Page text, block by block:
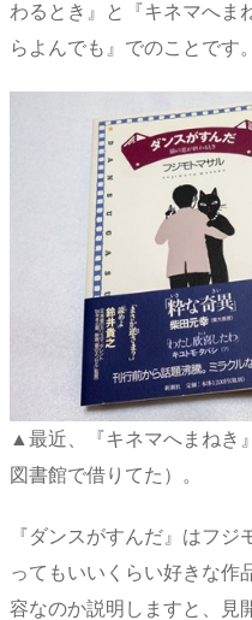
わるとき』と『キネマへま
らよんでも』でのことです。
▲最近、『キネマへまねき
図書館で借りてた）。
『ダンスがすんだ』はフ
ってもいいくらい好きな作
容なのか説明しますと、見